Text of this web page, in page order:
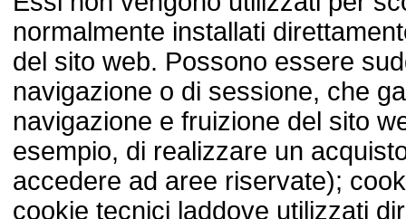
normalmente installati
del sito web. Possono essere
navigazione o di sessione, che
navigazione e fruizione del sito
esempio, di realizzare un
accedere ad aree riservate);
cookie tecnici laddove utilizzati